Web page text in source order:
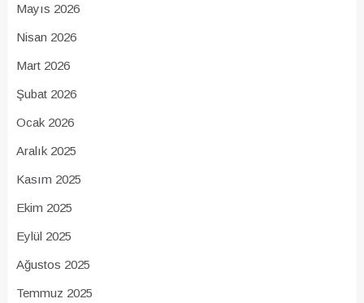
Mayıs 2026
Nisan 2026
Mart 2026
Şubat 2026
Ocak 2026
Aralık 2025
Kasım 2025
Ekim 2025
Eylül 2025
Ağustos 2025
Temmuz 2025